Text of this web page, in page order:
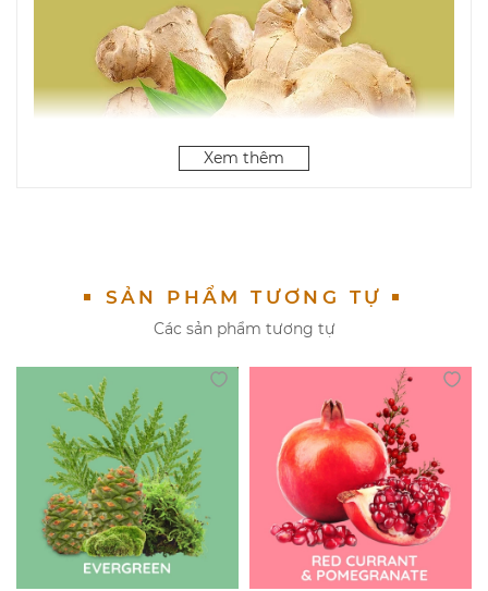
Tầng Hương (Fragrance Notes)
- Nốt hương đầu (Top notes): Vỏ Cam, Chanh
- Nốt hương giữa (Middle notes): Gừng
- Nốt hương cuối (Base Notes): Vani, Quế, Đinh hương,
Nhục đậu khấu, Hạt Tiêu
Xem thêm
SẢN PHẨM TƯƠNG TỰ
Các sản phẩm tương tự